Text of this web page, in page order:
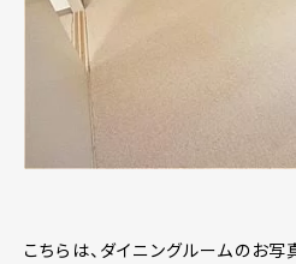
こちらは、ダイニングルームのお写